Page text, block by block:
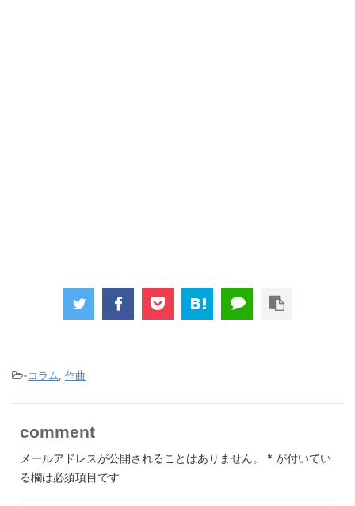
-コラム, 作曲
comment
メールアドレスが公開されることはありません。 * が付いてい
る欄は必須項目です